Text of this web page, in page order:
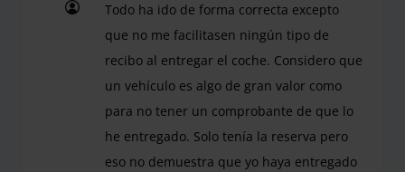
Todo ha ido de forma correcta excepto
que no me facilitasen ningún tipo de
recibo al entregar el coche. Considero que
un vehículo es algo de gran valor como
para no tener un comprobante de que lo
he entregado. Solo tenía la reserva pero
eso no demuestra que yo haya entregado